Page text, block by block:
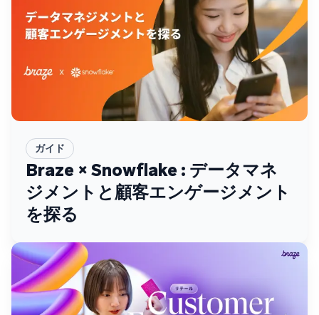
ガイド
Braze × Snowflake : データマネ
ジメントと顧客エンゲージメント
を探る